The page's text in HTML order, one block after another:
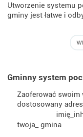
Utworzenie systemu
gminy jest łatwe i
Gminny system
Zaoferować swoim
dostosowany
twoja_ gmina